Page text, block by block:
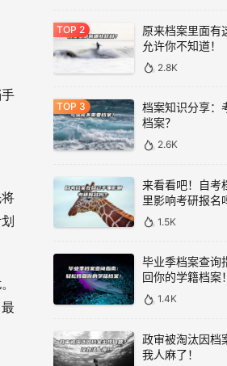
原来档案里面有
允许你不知道！
2.8K
档案知识分享：
档案？
2.6K
来看看吧！自考
里影响考研报名
1.5K
毕业季档案查询
回你的学籍档案！
1.4K
政审被淘汰因档
我人麻了！